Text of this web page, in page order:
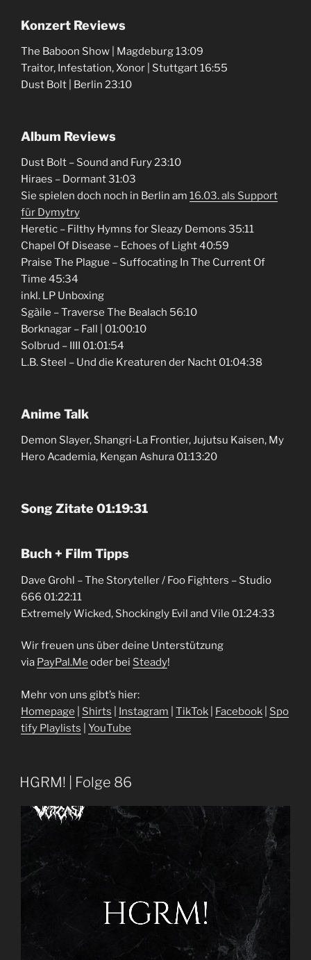
Konzert Reviews
The Baboon Show | Magdeburg 13:09
Traitor, Infestation, Xonor | Stuttgart 16:55
Dust Bolt | Berlin 23:10
Album Reviews
Dust Bolt – Sound and Fury 23:10
Hiraes – Dormant 31:03
Sie spielen doch noch in Berlin am ⁠16.03. als Support
für Dymytry⁠
Heretic – Filthy Hymns for Sleazy Demons 35:11
Chapel Of Disease – Echoes of Light 40:59
Praise The Plague – Suffocating In The Current Of
Time 45:34
inkl. LP Unboxing
Sgàile – Traverse The Bealach 56:10
Borknagar – Fall | 01:00:10
Solbrud – IIII 01:01:54
L.B. Steel – Und die Kreaturen der Nacht 01:04:38
Anime Talk
Demon Slayer, Shangri-La Frontier, Jujutsu Kaisen, My
Hero Academia, Kengan Ashura 01:13:20
Song Zitate 01:19:31
Buch + Film Tipps
Dave Grohl – The Storyteller / Foo Fighters – Studio
666 01:22:11
Extremely Wicked, Shockingly Evil and Vile 01:24:33
Wir freuen uns über deine Unterstützung
via ⁠⁠⁠⁠⁠⁠⁠⁠⁠PayPal.Me⁠⁠⁠⁠⁠⁠⁠⁠⁠ oder bei ⁠⁠⁠⁠⁠⁠⁠⁠⁠Steady⁠⁠⁠⁠⁠⁠⁠⁠⁠!
Mehr von uns gibt’s hier:
⁠⁠⁠⁠⁠⁠⁠⁠⁠Homepage⁠⁠⁠⁠⁠⁠⁠⁠⁠
⁠⁠⁠⁠⁠⁠⁠⁠⁠Shirts⁠⁠⁠⁠⁠⁠⁠⁠⁠ ⁠⁠⁠⁠⁠⁠⁠⁠⁠Instagram⁠⁠⁠⁠⁠⁠⁠⁠⁠ ⁠⁠⁠⁠⁠⁠⁠⁠⁠TikTok⁠⁠⁠⁠⁠⁠⁠⁠⁠ ⁠⁠⁠⁠⁠⁠⁠⁠⁠Facebook⁠⁠⁠⁠⁠⁠⁠⁠⁠
⁠⁠⁠⁠⁠⁠⁠⁠⁠Spo
tify Playlists⁠⁠⁠⁠⁠⁠⁠⁠⁠
⁠⁠⁠⁠⁠⁠⁠⁠⁠YouTube⁠⁠
HGRM! | Folge 86